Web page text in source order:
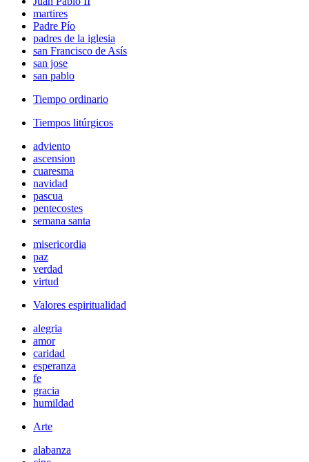
martires
Padre Pío
padres de la iglesia
san Francisco de Asís
san jose
san pablo
Tiempo ordinario
Tiempos litúrgicos
adviento
ascension
cuaresma
navidad
pascua
pentecostes
semana santa
misericordia
paz
verdad
virtud
Valores espiritualidad
alegria
amor
caridad
esperanza
fe
gracia
humildad
Arte
alabanza